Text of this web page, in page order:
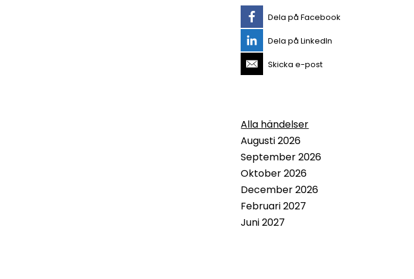
Dela på Facebook
Dela på LinkedIn
Skicka e-post
Alla händelser
Augusti 2026
September 2026
Oktober 2026
December 2026
Februari 2027
Juni 2027